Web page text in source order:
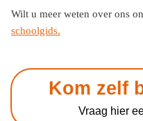
Wilt u meer weten over ons
schoolgids.
Kom zelf
Vraag hier